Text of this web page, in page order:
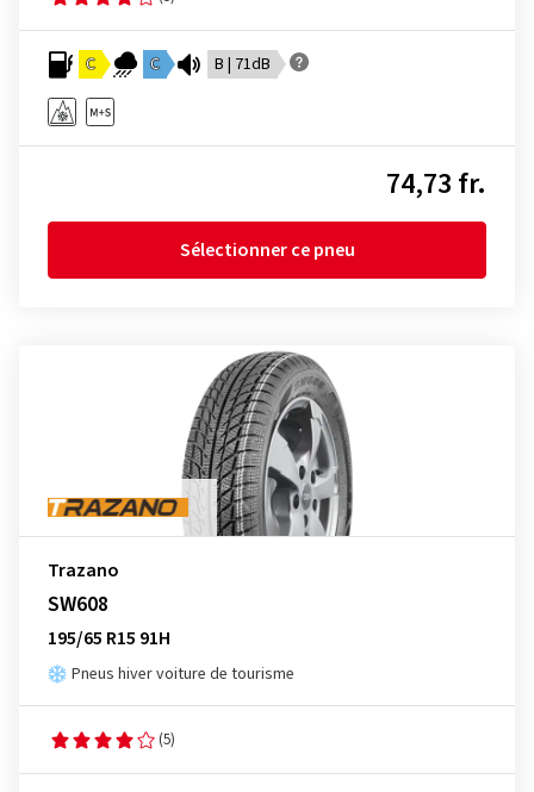
C C B | 71dB
74,73 fr.
Sélectionner ce pneu
Trazano
SW608
195/65 R15 91H
Pneus hiver voiture de tourisme
(5)